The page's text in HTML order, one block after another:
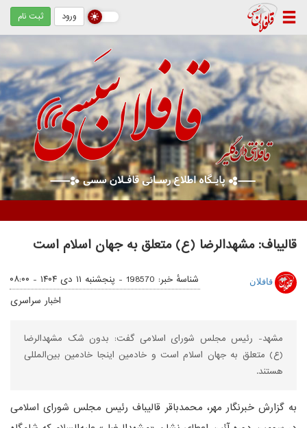
ورود ثبت نام
قالیباف: مشهدالرضا (ع) متعلق به جهان اسلام است
قافلان شناسهٔ خبر: 198570 -
پنجشنبه ۱۱ دی ۱۴۰۴ - ۰۸:۰۰
اخبار سراسری
مشهد- رئیس مجلس شورای اسلامی گفت: بدون شک مشهدالرضا
(ع) متعلق به جهان اسلام است و خادمین اینجا خادمین بین‌المللی
هستند.
به گزارش خبرنگار مهر، محمدباقر قالیباف رئیس مجلس شورای اسلامی